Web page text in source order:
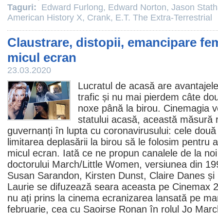
Taguri: Edward Furlong, Edward Norton, Jason
American History X, Crank, E.T. The Extra-Terrestrial
Claustrare, distopii, emancipare
micul ecran
23.03.2020
Lucratul de acasă are
trafic și nu mai pierdem câte
noxe până la birou. Cinemagia
statului acasă, această măsură
guvernanți în lupta cu coronavirusului: cele
limitarea deplasării la birou să le folosim pentru
micul ecran. Iată ce ne propun canalele de la
doctorului March/Little Women, versiunea din
Susan Sarandon, Kirsten Dunst, Claire Danes
Laurie se difuzează seara aceasta pe Cinemax
nu ați prins la cinema ecranizarea lansată pe
februarie, cea cu Saoirse Ronan în rolul Jo